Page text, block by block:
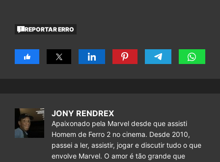
REPORTAR ERRO
JONY RENDREX
Apaixonado pela Marvel desde que assisti
Homem de Ferro 2 no cinema. Desde 2010,
passei a ler, assistir, jogar e discutir tudo o que
envolve Marvel. O amor é tão grande que